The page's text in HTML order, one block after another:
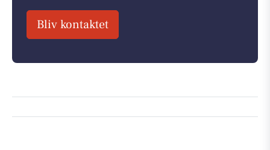
Bliv kontaktet